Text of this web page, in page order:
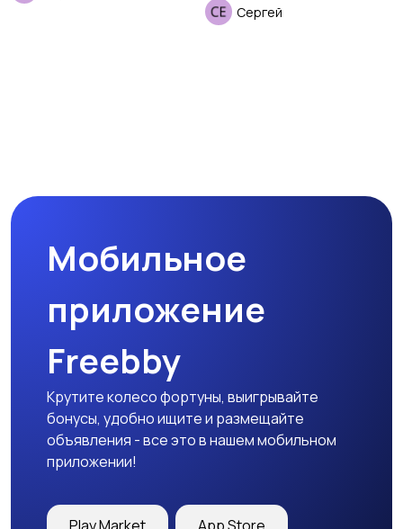
Сергей
Мобильное
приложение
Freebby
Крутите колесо фортуны, выигрывайте
бонусы, удобно ищите и размещайте
объявления - все это в нашем мобильном
приложении!